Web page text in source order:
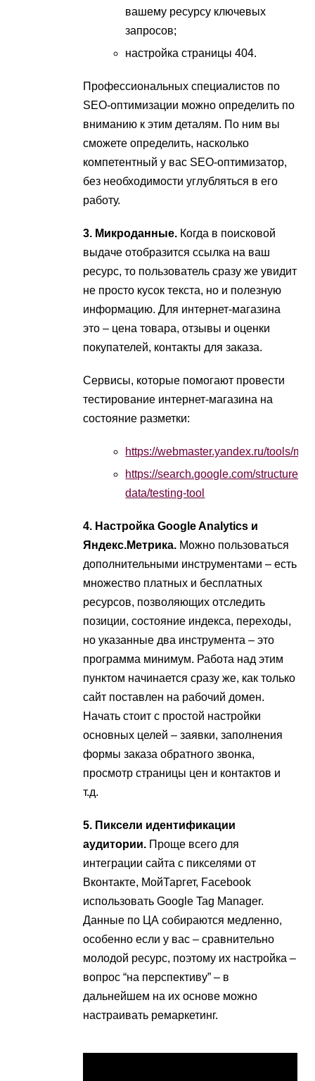
вашему ресурсу ключевых
запросов;
настройка страницы 404.
Профессиональных специалистов по
SEO-оптимизации можно определить по
вниманию к этим деталям. По ним вы
сможете определить, насколько
компетентный у вас SEO-оптимизатор,
без необходимости углубляться в его
работу.
3. Микроданные. Когда в поисковой
выдаче отобразится ссылка на ваш
ресурс, то пользователь сразу же увидит
не просто кусок текста, но и полезную
информацию. Для интернет-магазина
это – цена товара, отзывы и оценки
покупателей, контакты для заказа.
Сервисы, которые помогают провести
тестирование интернет-магазина на
состояние разметки:
https://webmaster.yandex.ru/tools/
https://search.google.com/structured-
data/testing-tool
4. Настройка Google Analytics и
Яндекс.Метрика. Можно пользоваться
дополнительными инструментами – есть
множество платных и бесплатных
ресурсов, позволяющих отследить
позиции, состояние индекса, переходы,
но указанные два инструмента – это
программа минимум. Работа над этим
пунктом начинается сразу же, как только
сайт поставлен на рабочий домен.
Начать стоит с простой настройки
основных целей – заявки, заполнения
формы заказа обратного звонка,
просмотр страницы цен и контактов и
т.д.
5. Пиксели идентификации
аудитории. Проще всего для
интеграции сайта с пикселями от
Вконтакте, МойТаргет, Facebook
использовать Google Tag Manager.
Данные по ЦА собираются медленно,
особенно если у вас – сравнительно
молодой ресурс, поэтому их настройка –
вопрос “на перспективу” – в
дальнейшем на их основе можно
настраивать ремаркетинг.